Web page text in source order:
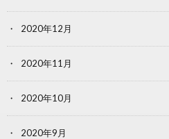
2020年12月
2020年11月
2020年10月
2020年9月